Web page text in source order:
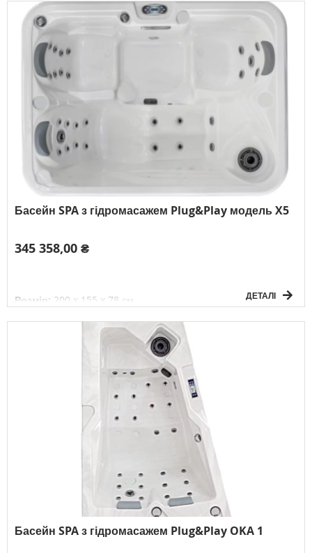
Басейн SPA з гідромасажем Plug&Play модель X5
345 358,00 ₴
Розмір: 200 x 155 x 78 см
Вага без води:165 кг
Електричне підключення:1P/230V/50Гц
ДЕТАЛІ
Басейн SPA з гідромасажем Plug&Play OKA 1